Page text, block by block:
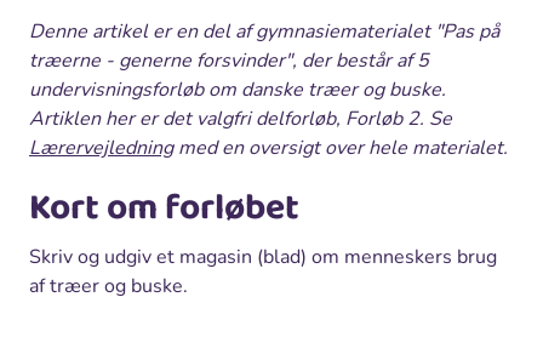
Denne artikel er en del af gymnasiematerialet "Pas på
træerne - generne forsvinder", der består af 5
undervisningsforløb om danske træer og buske.
Artiklen her er det valgfri delforløb, Forløb 2. Se
Lærervejledningmed en oversigt over hele materialet.
Kort om forløbet
Skriv og udgiv et magasin (blad) om menneskers brug
af træer og buske.